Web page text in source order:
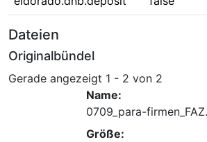
Dateien
Originalbündel
Gerade angezeigt 1 - 2 von 2
Name:
0709_para-
Größe: